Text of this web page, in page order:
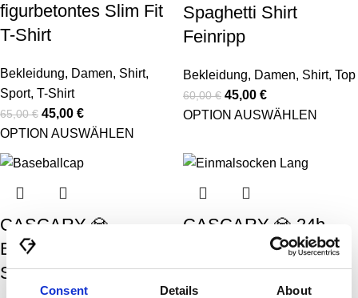
Consent Details About
figurbetontes Slim Fit
T-Shirt
Bekleidung, Damen, Shirt,
Sport, T-Shirt
65,00€ 45,00 €
OPTION AUSWÄHLEN
Spaghetti Shirt
Feinripp
Bekleidung, Damen, Shirt, Top
60,00€ 45,00 €
OPTION AUSWÄHLEN
CASCARY 💎
Baseballcap mit CY
Stick
CASCARY 💎 24h
Einmalsocken lang –
eternity